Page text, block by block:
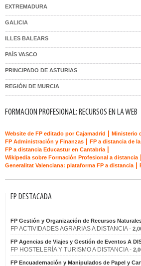
EXTREMADURA
GALICIA
ILLES BALEARS
PAÍS VASCO
PRINCIPADO DE ASTURIAS
REGIÓN DE MURCIA
FORMACION PROFESIONAL: RECURSOS EN LA WEB
Website de FP editado por Cajamadrid Ministerio
FP Administración y Finanzas FP a distancia de
FP a distancia Educastur en Cantabria
Wikipedia sobre Formación Profesional a distancia
Generalitat Valenciana: plataforma FP a distancia
FP DESTACADA
FP Gestión y Organización de Recursos
FP ACTIVIDADES AGRARIAS A DISTANCIA -
FP Agencias de Viajes y Gestión de Eventos A
FP HOSTELERÍA Y TURISMO A DISTANCIA -
FP Encuadernación y Manipulados de Papel y